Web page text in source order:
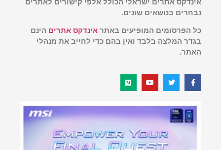
נבחרים בנושאים שונים.
כל הפרסומים המופיעים באתר אינדקס אתרים הינם
בגדר המלצה בלבד ואין בהם כדי לחייב את מנהלי
האתר.